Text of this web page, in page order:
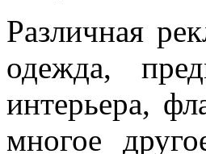
Различная
одежда,
интерьера,
многое